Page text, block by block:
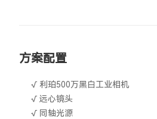
方案配置
√ 利珀500万黑白工业相机
√ 远心镜头
√ 同轴光源